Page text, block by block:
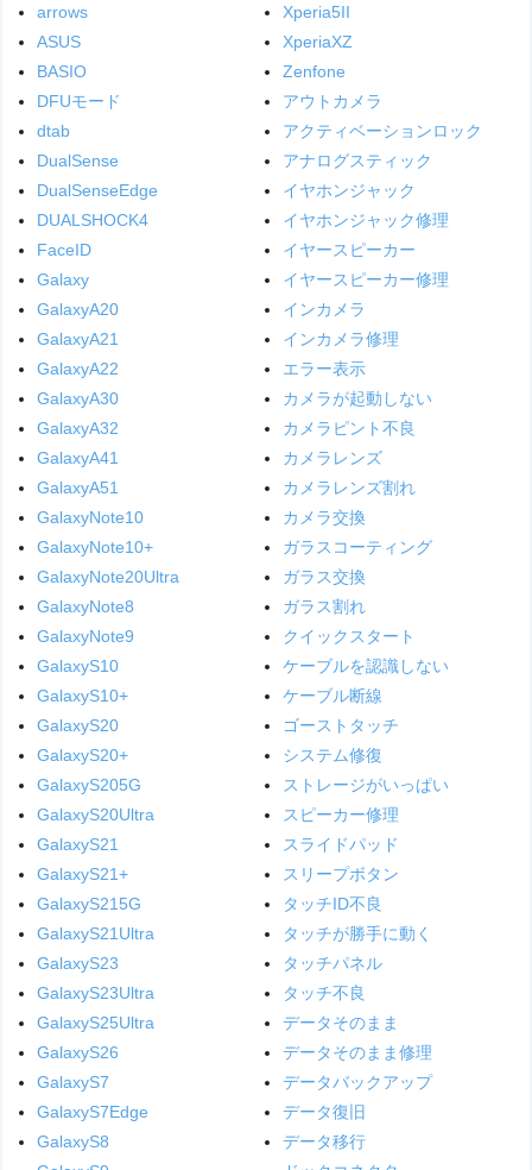
arrows
ASUS
BASIO
DFUモード
dtab
DualSense
DualSenseEdge
DUALSHOCK4
FaceID
Galaxy
GalaxyA20
GalaxyA21
GalaxyA22
GalaxyA30
GalaxyA32
GalaxyA41
GalaxyA51
GalaxyNote10
GalaxyNote10+
GalaxyNote20Ultra
GalaxyNote8
GalaxyNote9
GalaxyS10
GalaxyS10+
GalaxyS20
GalaxyS20+
GalaxyS205G
GalaxyS20Ultra
GalaxyS21
GalaxyS21+
GalaxyS215G
GalaxyS21Ultra
GalaxyS23
GalaxyS23Ultra
GalaxyS25Ultra
GalaxyS26
GalaxyS7
GalaxyS7Edge
GalaxyS8
Xperia5II
XperiaXZ
Zenfone
アウトカメラ
アクティベーションロック
アナログスティック
イヤホンジャック
イヤホンジャック修理
イヤースピーカー
イヤースピーカー修理
インカメラ
インカメラ修理
エラー表示
カメラが起動しない
カメラピント不良
カメラレンズ
カメラレンズ割れ
カメラ交換
ガラスコーティング
ガラス交換
ガラス割れ
クイックスタート
ケーブルを認識しない
ケーブル断線
ゴーストタッチ
システム修復
ストレージがいっぱい
スピーカー修理
スライドパッド
スリープボタン
タッチID不良
タッチが勝手に動く
タッチパネル
タッチ不良
データそのまま
データそのまま修理
データバックアップ
データ復旧
データ移行